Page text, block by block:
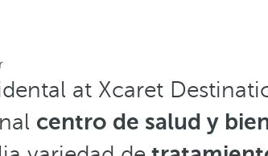
at Xcaret
centro de salud y